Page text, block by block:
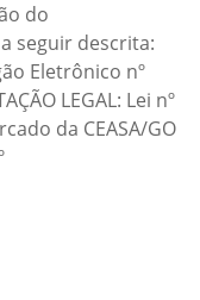
do
seguir descrita:
Eletrônico nº
LEGAL: Lei nº
da CEASA/GO